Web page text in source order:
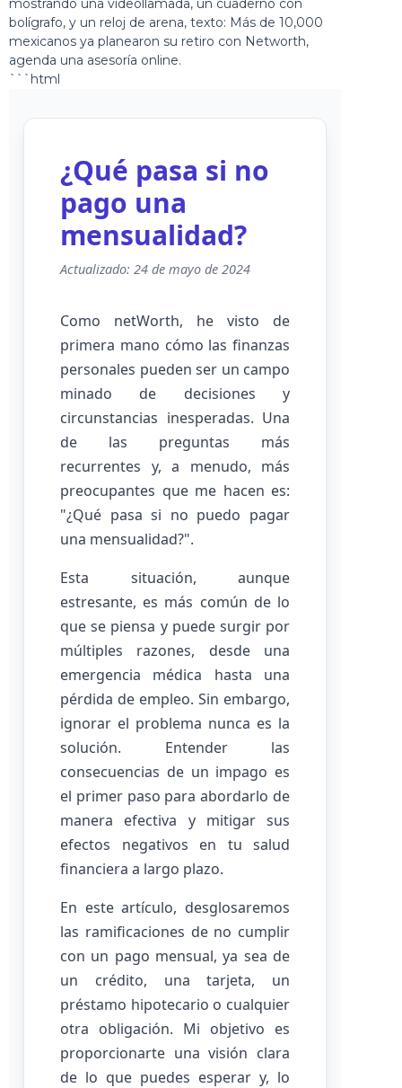
```html
¿Qué pasa si no
pago una
mensualidad?
Actualizado: 24 de mayo de 2024
Como netWorth, he visto de
primera mano cómo las finanzas
personales pueden ser un campo
minado de decisiones y
circunstancias inesperadas. Una
de las preguntas más
recurrentes y, a menudo, más
preocupantes que me hacen es:
"¿Qué pasa si no puedo pagar
una mensualidad?".
Esta situación, aunque
estresante, es más común de lo
que se piensa y puede surgir por
múltiples razones, desde una
emergencia médica hasta una
pérdida de empleo. Sin embargo,
ignorar el problema nunca es la
solución. Entender las
consecuencias de un impago es
el primer paso para abordarlo de
manera efectiva y mitigar sus
efectos negativos en tu salud
financiera a largo plazo.
En este artículo, desglosaremos
las ramificaciones de no cumplir
con un pago mensual, ya sea de
un crédito, una tarjeta, un
préstamo hipotecario o cualquier
otra obligación. Mi objetivo es
proporcionarte una visión clara
de lo que puedes esperar y, lo